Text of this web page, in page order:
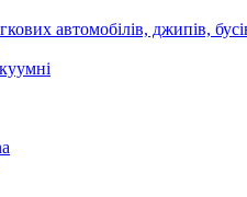
автомобілів, джипів,